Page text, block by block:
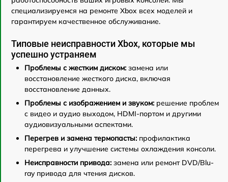
специализируемся на ремонте Xbox всех моделей и
гарантируем качественное обслуживание.
Типовые неисправности Xbox, которые мы
успешно устраняем
Проблемы с жестким диском: замена или
восстановление жесткого диска, включая
восстановление данных.
Проблемы с изображением и звуком: решение проблем
с видео и аудио выходом, HDMI-портом и другими
аудиовизуальными аспектами.
Перегрев и замена термопасты: профилактика
перегрева и улучшение системы охлаждения консоли.
Неисправности привода: замена или ремонт DVD/Blu-
ray привода для чтения дисков.